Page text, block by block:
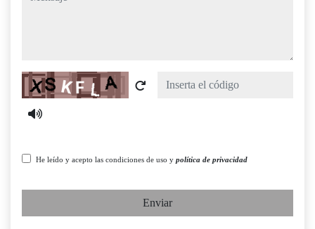
Captcha
He leído y acepto las condiciones de uso y política de privacidad
Enviar